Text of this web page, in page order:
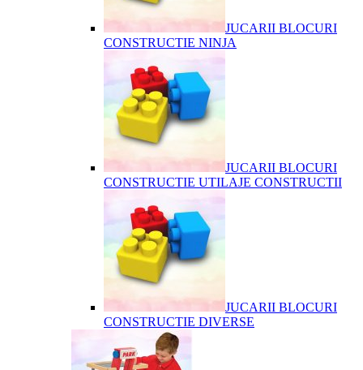
JUCARII BLOCURI
CONSTRUCTIE NINJA
JUCARII BLOCURI
CONSTRUCTIE UTILAJE CONSTRUCTII
JUCARII BLOCURI
CONSTRUCTIE DIVERSE